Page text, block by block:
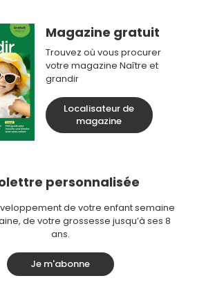
Magazine gratuit
Trouvez où vous procurer
votre magazine Naître et
grandir
Localisateur de
magazine
personnalisée
de votre enfant semaine
de votre grossesse jusqu’à ses 8
ans.
Je m'abonne